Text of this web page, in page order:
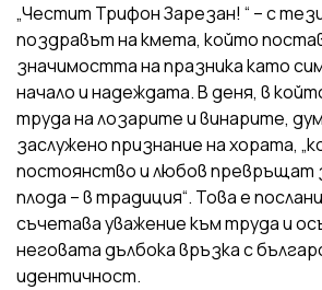
„Честит Трифон Зарезан! “ – с
поздравът на кмета, който
значимостта на празника като
начало и надеждата. В деня, в
труда на лозарите и винарите,
заслужено признание на хората,
постоянство и любов превръщат
плода – в традиция“. Това е
съчетава уважение към труда и
неговата дълбока връзка с
идентичност.